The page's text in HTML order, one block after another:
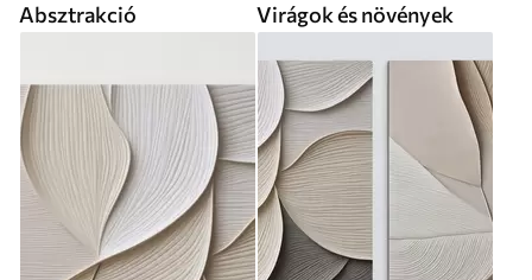
Absztrakció Virágok és növények